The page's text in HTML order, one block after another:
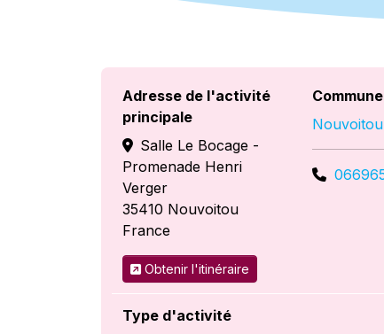
Adresse de l'activité
principale
Salle Le Bocage -
Promenade Henri
Verger
35410 Nouvoitou
France
Obtenir l'itinéraire
Nouvoitou
Type d'activité